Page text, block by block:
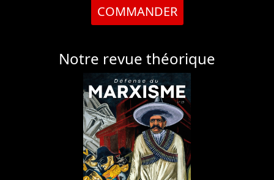
COMMANDER
Notre revue théorique